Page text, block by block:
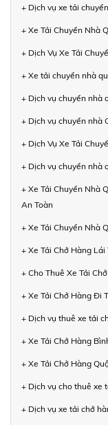
+ Dịch vụ xe tải
+ Xe Tải Chuyển Nhà
+ Dịch Vụ Xe Tải
+ Xe tải chuyển nhà
+ Dịch vụ chuyển nhà
+ Dịch vụ chuyển nhà
+ Dịch Vụ Xe Tải
+ Dịch vụ chuyển nhà
+ Xe Tải Chuyển Nhà
An Toàn
+ Xe Tải Chuyển Nhà
+ Xe Tải Chở Hàng
+ Cho Thuê Xe Tải
+ Xe Tải Chở Hàng Đi
+ Dịch vụ thuê xe tải
+ Xe Tải Chở Hàng
+ Xe Tải Chở Hàng
+ Dịch vụ cho thuê xe
+ Dịch vụ xe tải chở